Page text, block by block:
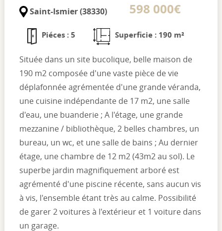
Saint-Ismier (38330) 598 000€
Piéces : 5 Superficie : 190 m²
Située dans un site bucolique, belle maison de
190 m2 composée d'une vaste pièce de vie
déplafonnée agrémentée d'une grande véranda,
une cuisine indépendante de 17 m2, une salle
d'eau, une buanderie ; A l'étage, une grande
mezzanine / bibliothèque, 2 belles chambres, un
bureau, un wc, et une salle de bains ; Au dernier
étage, une chambre de 12 m2 (43m2 au sol). Le
superbe jardin magnifiquement arboré est
agrémenté d'une piscine récente, sans aucun vis
à vis, l'ensemble étant très au calme. Possibilité
de garer 2 voitures à l'extérieur et 1 voiture dans
un garage.